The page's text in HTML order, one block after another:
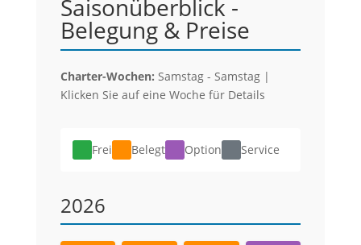
Saisonüberblick -
Belegung & Preise
Charter-Wochen: Samstag - Samstag |
Klicken Sie auf eine Woche für Details
Frei Belegt Option Service
2026